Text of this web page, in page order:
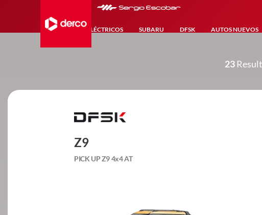
HÍBRIDOS-ELÉCTRICOS SUBARU DFSK AUTOS NUEVOS
23
Z9
PICK UP Z9 4x4 AT